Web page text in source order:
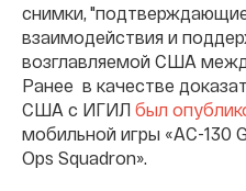
снимки,
взаимодействия и
возглавляемой США
Ранее в качестве
США с ИГИЛ был
мобильной игры «AC-130
Ops Squadron».